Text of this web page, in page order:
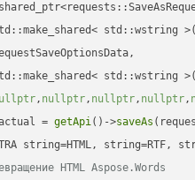
std::wstring
std::wstring
, nullptr, nullptr, nullptr,
= getApi()->saveAs
HTML Aspose.Words